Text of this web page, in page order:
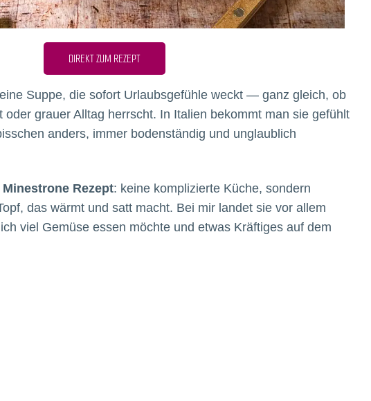
DIREKT ZUM REZEPT
Suppe, die sofort Urlaubsgefühle weckt — ganz gleich, ob
grauer Alltag herrscht. In Italien bekommt man sie gefühlt
anders, immer bodenständig und unglaublich
Minestrone Rezept: keine komplizierte Küche, sondern
das wärmt und satt macht. Bei mir landet sie vor allem
viel Gemüse essen möchte und etwas Kräftiges auf dem